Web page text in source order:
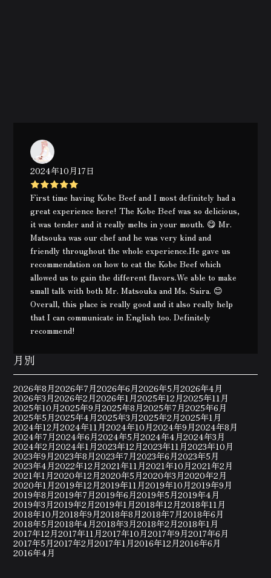
2024年10月17日
First time having Kobe Beef and I most definitely had a
great experience here! The Kobe Beef was so delicious,
it was tender and it really melts in your mouth. 😋 Mr.
Matsouka was our chef and he was very kind and
friendly throughout the whole experience.He gave us
recommendation on how to eat the Kobe Beef which
allowed us to gain the different flavors.We able to make
small talk with both Mr. Matsouka and Ms. Saira. 😊
Overall, this place is really good and it also really help
that I can communicate in English too. Definitely
recommend!
月別
2026年8月2026年7月2026年6月2026年5月2026年4月
2026年3月2026年2月2026年1月2025年12月2025年11月
2025年10月2025年9月2025年8月2025年7月2025年6月
2025年5月2025年4月2025年3月2025年2月2025年1月
2024年12月2024年11月2024年10月2024年9月2024年8月
2024年7月2024年6月2024年5月2024年4月2024年3月
2024年2月2024年1月2023年12月2023年11月2023年10月
2023年9月2023年8月2023年7月2023年6月2023年5月
2023年4月2022年12月2021年11月2021年10月2021年2月
2021年1月2020年12月2020年5月2020年3月2020年2月
2020年1月2019年12月2019年11月2019年10月2019年9月
2019年8月2019年7月2019年6月2019年5月2019年4月
2019年3月2019年2月2019年1月2018年12月2018年11月
2018年10月2018年9月2018年8月2018年7月2018年6月
2018年5月2018年4月2018年3月2018年2月2018年1月
2017年12月2017年11月2017年10月2017年9月2017年6月
2017年5月2017年2月2017年1月2016年12月2016年6月
2016年4月